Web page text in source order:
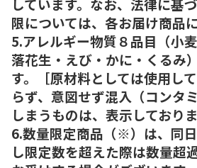
しています。なお、法律に基
限については、各お届け商品
5.アレルギー物質８品目（小
落花生・えび・かに・くるみ
す。［原材料としては使用し
らず、意図せず混入（コンタ
しまうものは、表示しており
6.数量限定商品（※）は、同
し限定数を超えた際は数量超